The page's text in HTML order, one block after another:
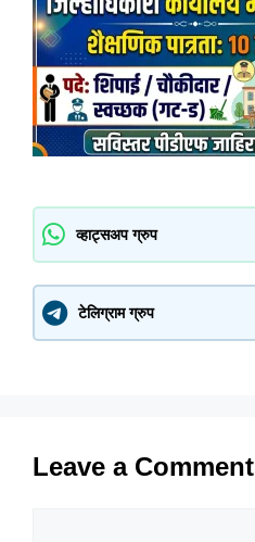
व्हाट्सअप ग्रुप
टेलिग्राम ग्रुप
Leave a Comment